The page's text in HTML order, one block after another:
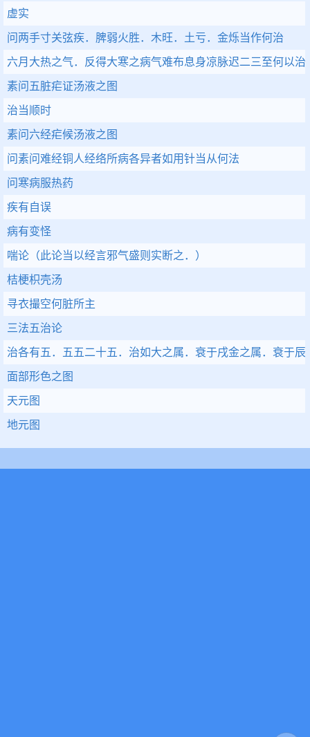
虚实
问两手寸关弦疾．脾弱火胜．木旺．土亏．金烁当作何治
六月大热之气．反得大寒之病气难布息身凉脉迟二三至何以治
素问五脏疟证汤液之图
治当顺时
素问六经疟候汤液之图
问素问难经铜人经络所病各异者如用针当从何法
问寒病服热药
疾有自误
病有变怪
喘论（此论当以经言邪气盛则实断之．）
桔梗枳壳汤
寻衣撮空何脏所主
三法五治论
治各有五．五五二十五．治如大之属．衰于戌金之属．衰于辰
面部形色之图
天元图
地元图